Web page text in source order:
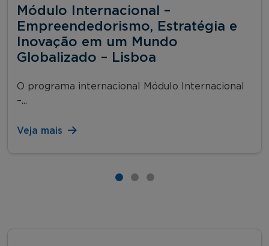
Módulo Internacional –
Empreendedorismo, Estratégia e
Inovação em um Mundo
Globalizado – Lisboa
O programa internacional Módulo Internacional
–...
Veja mais